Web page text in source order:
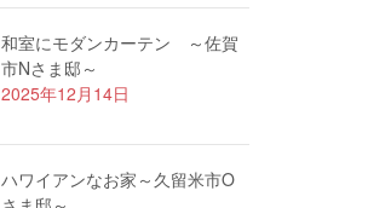
和室にモダンカーテン ～佐賀
市Nさま邸～
2025年12月14日
ハワイアンなお家～久留米市O